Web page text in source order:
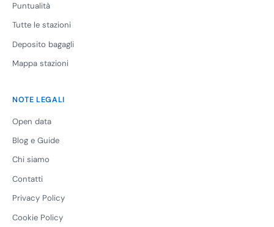
Puntualità
Tutte le stazioni
Deposito bagagli
Mappa stazioni
NOTE LEGALI
Open data
Blog e Guide
Chi siamo
Contatti
Privacy Policy
Cookie Policy